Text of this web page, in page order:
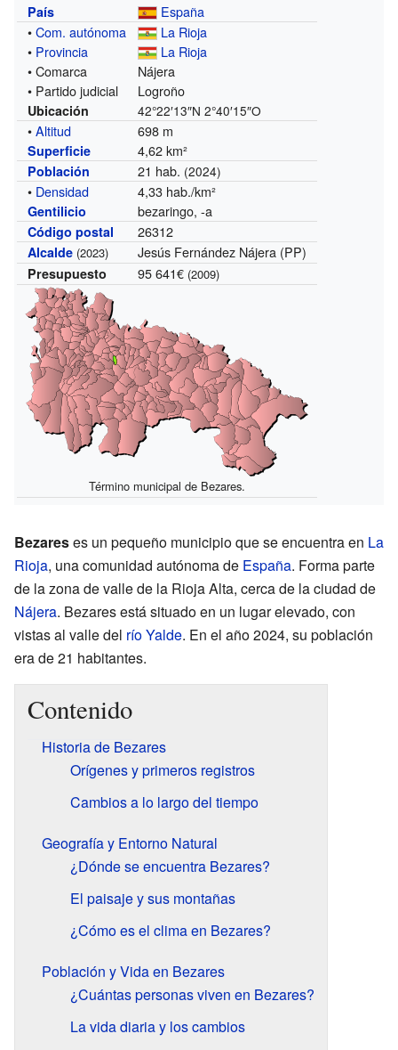
País
España
•Com. autónoma
La Rioja
• Provincia
La Rioja
• Comarca
Nájera
• Partido judicial
Logroño
Ubicación 42°22′13″N 2°40′15″O
•Altitud 698 m
Superficie 4,62 km²
Población 21 hab. (2024)
• Densidad 4,33 hab./km²
Gentilicio bezaringo, -a
Código postal 26312
Alcalde (2023) Jesús Fernández Nájera (PP)
Presupuesto 95 641€ (2009)
Término municipal de Bezares.
Bezareses un pequeño municipio que se encuentra en La
Rioja, una comunidad autónoma de España. Forma parte
de la zona de valle de la Rioja Alta, cerca de la ciudad de
Nájera. Bezares está situado en un lugar elevado, con
vistas al valle del río Yalde. En el año 2024, su población
era de 21 habitantes.
Contenido
Historia de Bezares
Orígenes y primeros registros
Cambios a lo largo del tiempo
Geografía y Entorno Natural
¿Dónde se encuentra Bezares?
El paisaje y sus montañas
¿Cómo es el clima en Bezares?
Población y Vida en Bezares
¿Cuántas personas viven en Bezares?
La vida diaria y los cambios